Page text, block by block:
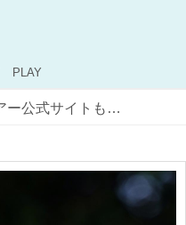
PLAY
米女子ツアー公式サイトも興味津々!? 「ヒナコ・シブノは米国ツアーに来るのか」に世界が注目